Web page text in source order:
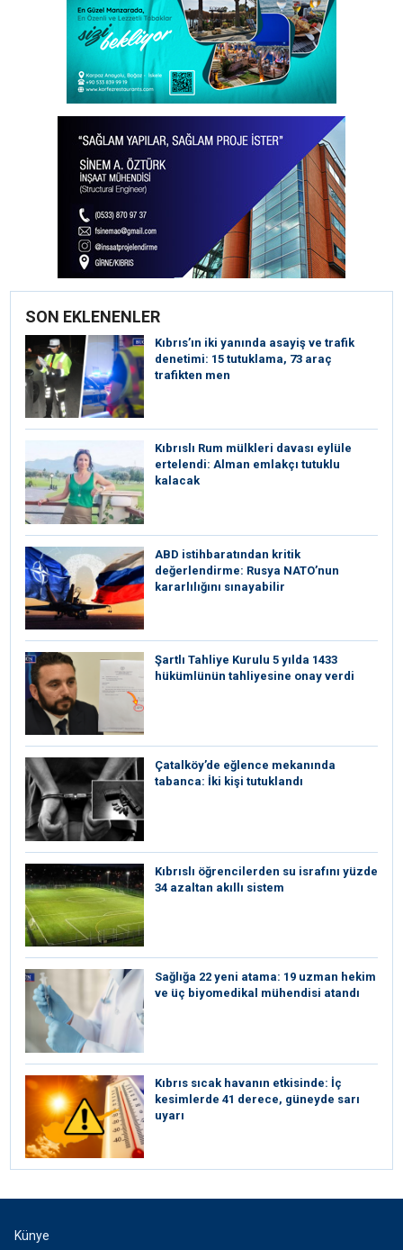
SON EKLENENLER
Kıbrıs’ın iki yanında asayiş ve trafik
denetimi: 15 tutuklama, 73 araç
trafikten men
Kıbrıslı Rum mülkleri davası eylüle
ertelendi: Alman emlakçı tutuklu
kalacak
ABD istihbaratından kritik
değerlendirme: Rusya NATO’nun
kararlılığını sınayabilir
Şartlı Tahliye Kurulu 5 yılda 1433
hükümlünün tahliyesine onay verdi
Çatalköy’de eğlence mekanında
tabanca: İki kişi tutuklandı
Kıbrıslı öğrencilerden su israfını yüzde
34 azaltan akıllı sistem
Sağlığa 22 yeni atama: 19 uzman hekim
ve üç biyomedikal mühendisi atandı
Kıbrıs sıcak havanın etkisinde: İç
kesimlerde 41 derece, güneyde sarı
uyarı
Künye